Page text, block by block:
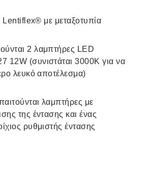
με μεταξοτυπία
2 λαμπτήρες LED
12W (συνιστάται 3000K για να
λευκό αποτέλεσμα)
λαμπτήρες με
της έντασης και ένας
ρυθμιστής έντασης